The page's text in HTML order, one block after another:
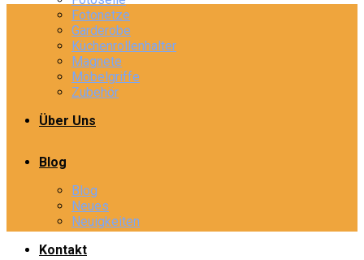
Fotonetze
Garderobe
Küchenrollenhalter
Magnete
Möbelgriffe
Zubehör
Über Uns
Blog
Blog
Neues
Neuigkeiten
Kontakt